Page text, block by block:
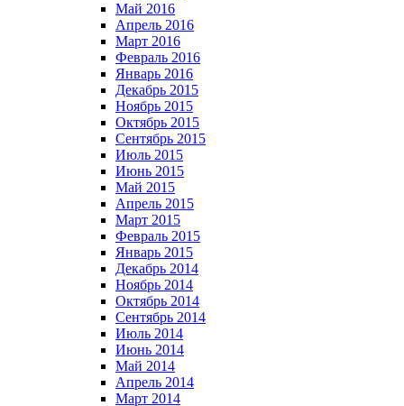
Май 2016
Апрель 2016
Март 2016
Февраль 2016
Январь 2016
Декабрь 2015
Ноябрь 2015
Октябрь 2015
Сентябрь 2015
Июль 2015
Июнь 2015
Май 2015
Апрель 2015
Март 2015
Февраль 2015
Январь 2015
Декабрь 2014
Ноябрь 2014
Октябрь 2014
Сентябрь 2014
Июль 2014
Июнь 2014
Май 2014
Апрель 2014
Март 2014